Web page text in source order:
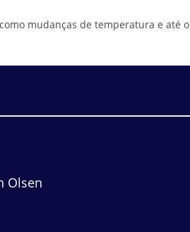
mudanças de temperatura e até o
Olsen